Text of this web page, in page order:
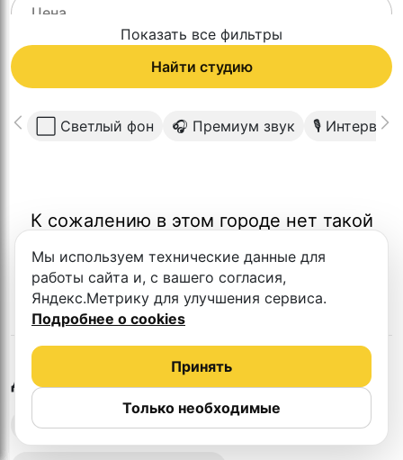
Показать все фильтры
Найти студию
⬜️ Светлый фон 🎧 Премиум звук 🎙 Интервью
К сожалению в этом городе нет такой
Другие студии в Курске
Выездная запись подкастов
Мы используем технические данные для
работы сайта и, с вашего согласия,
Яндекс.Метрику для улучшения сервиса.
Подробнее о cookies
Только необходимые
Принять